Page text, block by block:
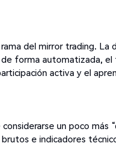
del mirror trading.
forma automatizada,
activa y el
un poco más
e indicadores